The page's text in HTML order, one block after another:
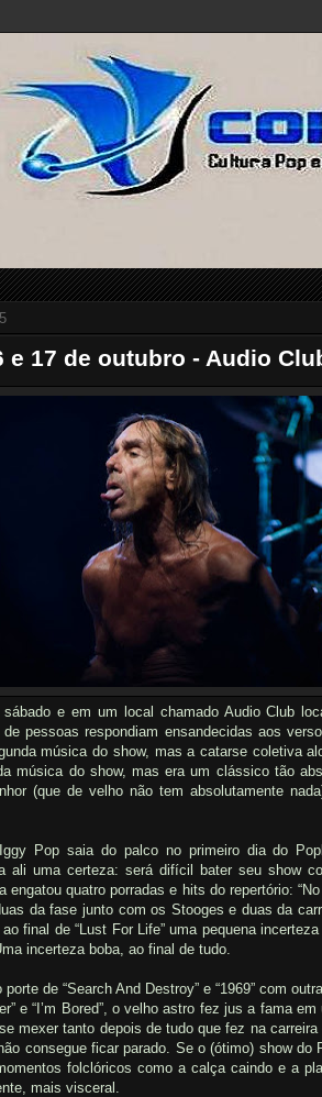
e 17 de outubro - Audio
e em um local chamado Audio Club
pessoas respondiam ensandecidas aos
música do show, mas a catarse coletiva
música do show, mas era um clássico tão
(que de velho não tem absolutamente
Pop saia do palco no primeiro dia do
ali uma certeza: será difícil bater seu show
quatro porradas e hits do repertório: “No
da fase junto com os Stooges e duas da
final de “Lust For Life” uma pequena
incerteza boba, ao final de tudo.
de “Search And Destroy” e “1969” com
e “I’m Bored”, o velho astro fez jus a fama
mexer tanto depois de tudo que fez na
consegue ficar parado. Se o (ótimo) show do
folclóricos como a calça caindo e a
mais visceral.